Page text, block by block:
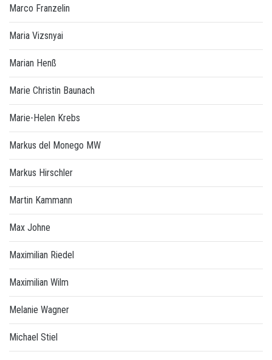
Marco Franzelin
Maria Vizsnyai
Marian Henß
Marie Christin Baunach
Marie-Helen Krebs
Markus del Monego MW
Markus Hirschler
Martin Kammann
Max Johne
Maximilian Riedel
Maximilian Wilm
Melanie Wagner
Michael Stiel